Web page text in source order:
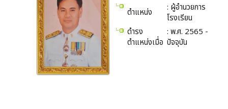
ตำแหน่ง
: ผู้อำนวยการ
โรงเรียน
ดำรง
ตำแหน่งเมื่อ
: พ.ศ. 2565 -
ปัจจุบัน